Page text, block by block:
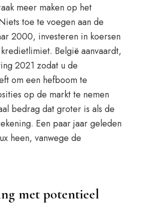
meer maken op het
toe te voegen aan de
2000, investeren in koersen
België aanvaardt,
2021 zodat u de
om een hefboom te
op de markt te nemen
bedrag dat groter is als de
Een paar jaar geleden
heen, vanwege de
met potentieel